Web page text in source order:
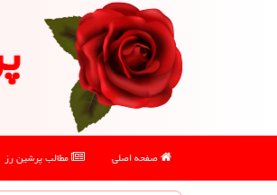
صفحه اصلی مطالب پرشین رز